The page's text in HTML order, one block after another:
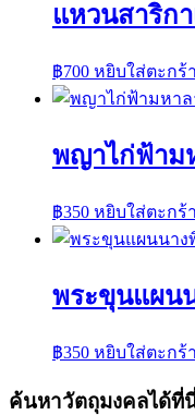
แหวนสาริก
฿700 หยิบใส่ตะกร้า
พญาไก่ฟ้าม
฿350 หยิบใส่ตะกร้า
พระขุนแผน
฿350 หยิบใส่ตะกร้า
ค้นหาวัตถุมงคลได้ที่